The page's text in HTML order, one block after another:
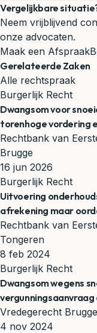
Vergelijkbare
Neem vrijblijvend
onze advocaten.
Maak een Afspraak
Gerelateerde Zaken
Alle rechtspraak
Burgerlijk Recht
Dwangsom voor
torenhoge vordering
Rechtbank van
Brugge
16 jun 2026
Burgerlijk Recht
Uitvoering
afrekening maar
Rechtbank van
Tongeren
8 feb 2024
Burgerlijk Recht
Dwangsom wegens
Vredegerecht Brugge
4 nov 2024